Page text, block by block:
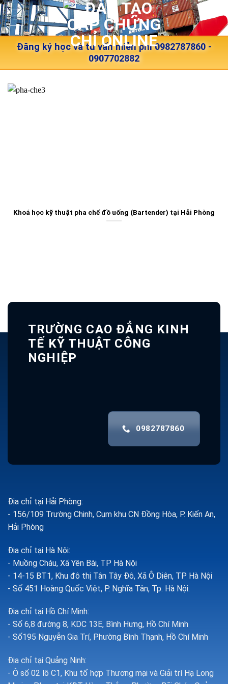
Skip
to
content
Đăng ký học và tư vấn miễn phí 0982787860 -
0907702882
Khoá học kỹ thuật pha chế đồ uống (Bartender) tại Hải Phòng
TRƯỜNG CAO ĐẲNG KINH
TẾ KỸ THUẬT CÔNG
NGHIỆP
0982787860
Địa chỉ tại Hải Phòng:
- 156/109 Trường Chinh, Cụm khu CN Đồng Hòa, P. Kiến An,
Hải Phòng
Địa chỉ tại Hà Nội:
- Muồng Cháu, Xã Yên Bài, TP Hà Nội
- 14-15 BT1, Khu đô thị Tân Tây Đô, Xã Ô Diên, TP Hà Nội
- Số 451 Hoàng Quốc Việt, P. Nghĩa Tân, Tp. Hà Nội.
Địa chỉ tại Hồ Chí Minh:
- Số 6,8 đường 8, KDC 13E, Bình Hưng, Hồ Chí Minh
- Số195 Nguyễn Gia Trí, Phường Bình Thạnh, Hồ Chí Minh
Địa chỉ tại Quảng Ninh:
- Ô số 02 lô C1, Khu tổ hợp Thương mại và Giải trí Hạ Long